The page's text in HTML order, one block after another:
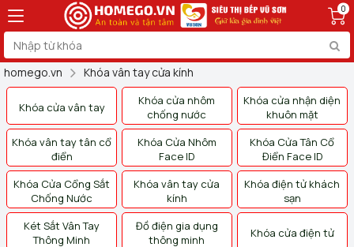
0
homego.vn Khóa vân tay cửa kính
Khóa cửa vân tay
Khóa cửa nhôm
chống nước
Khóa cửa nhận diện
khuôn mặt
Khóa vân tay tân cổ
điển
Khóa Cửa Nhôm
Face ID
Khóa Cửa Tân Cổ
Điển Face ID
Khóa Cửa Cổng Sắt
Chống Nước
Khóa vân tay cửa
kính
Khóa điện tử khách
sạn
Két Sắt Vân Tay
Thông Minh
Đồ điện gia dụng
thông minh
Khóa cửa điện tử